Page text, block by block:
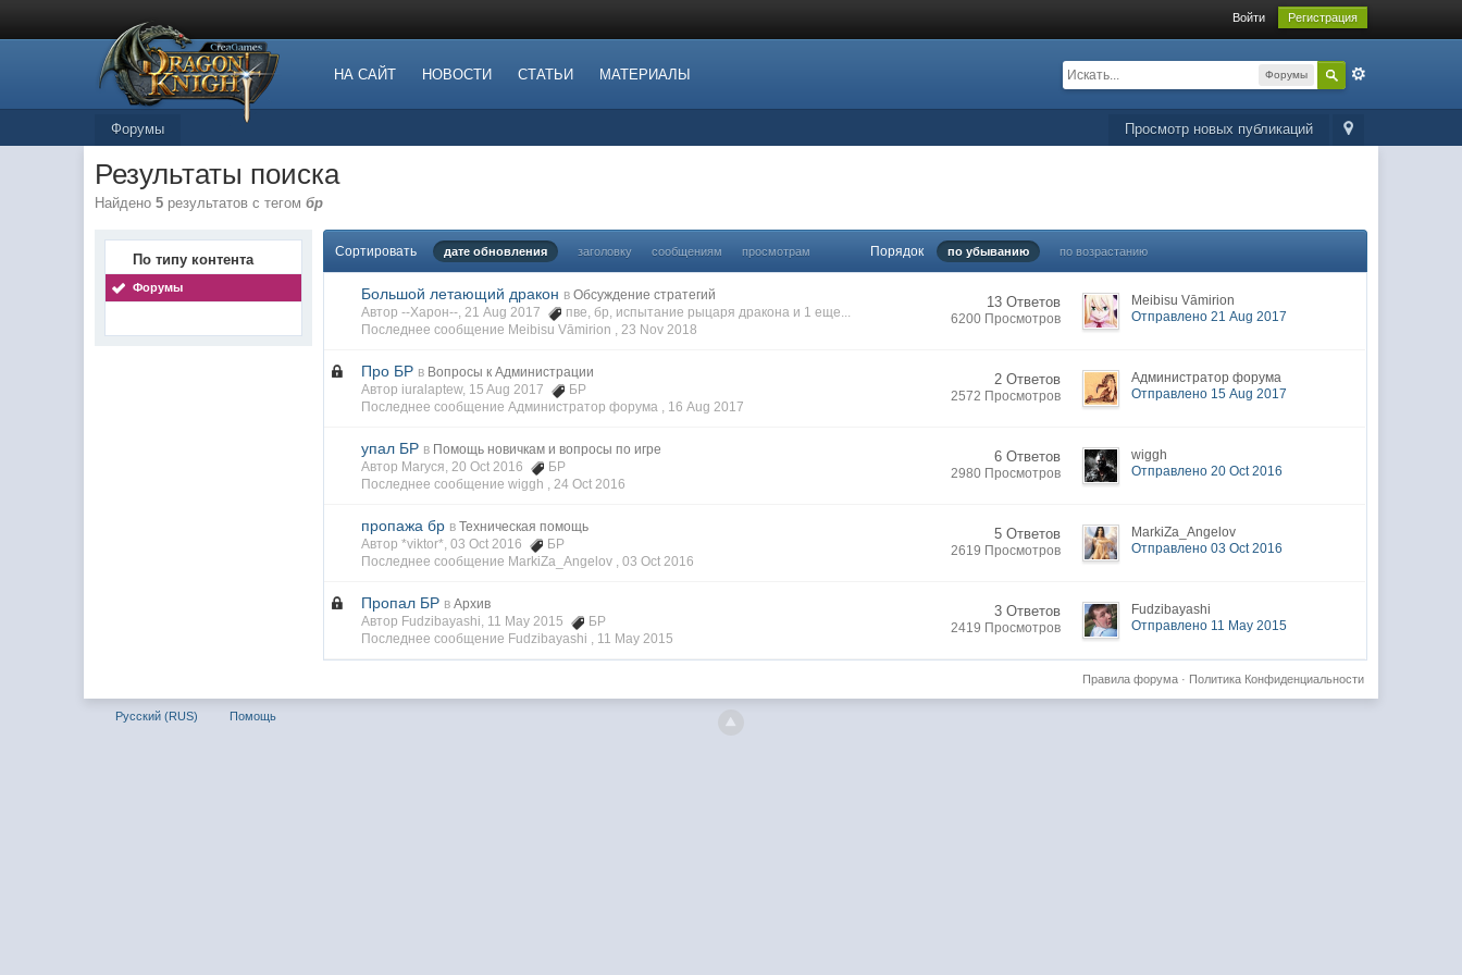
Войти Регистрация
НА САЙТ НОВОСТИ СТАТЬИ МАТЕРИАЛЫ Форумы
Просмотр новых публикаций
Форумы
Результаты поиска
Найдено5 результатов с тегомбр
По типу контента
Форумы
Сортировать дате обновления заголовку сообщениям просмотрам Порядок по убыванию по возрастанию
Большой летающий дракон в Обсуждение стратегий
Автор --Харон--, 21 Aug 2017
пве,бр, испытание рыцаря дракона и 1 еще...
Последнее сообщение Meibisu Vāmirion ,23 Nov 2018
13 Ответов
6200 Просмотров
Meibisu Vāmirion
Отправлено 21 Aug 2017
Про БР в Вопросы к Администрации
Автор iuralaptew, 15 Aug 2017
БР
Последнее сообщение Администратор форума , 16 Aug 2017
2 Ответов
2572 Просмотров
Администратор форума
Отправлено 15 Aug 2017
упал БР в Помощь новичкам и вопросы по игре
Автор Маrуся, 20 Oct 2016
БР
Последнее сообщение wiggh ,24 Oct 2016
6 Ответов
2980 Просмотров
wiggh
Отправлено 20 Oct 2016
пропажа бр в Техническая помощь
Автор *viktor*, 03 Oct 2016
БР
Последнее сообщение MarkiZa_Angelov ,03 Oct 2016
5 Ответов
2619 Просмотров
MarkiZa_Angelov
Отправлено 03 Oct 2016
Пропал БР в Архив
Автор Fudzibayashi, 11 May 2015
БР
Последнее сообщение Fudzibayashi , 11 May 2015
3 Ответов
2419 Просмотров
Fudzibayashi
Отправлено 11 May 2015
Политика Конфиденциальности
Правила форума·
Русский (RUS) Помощь